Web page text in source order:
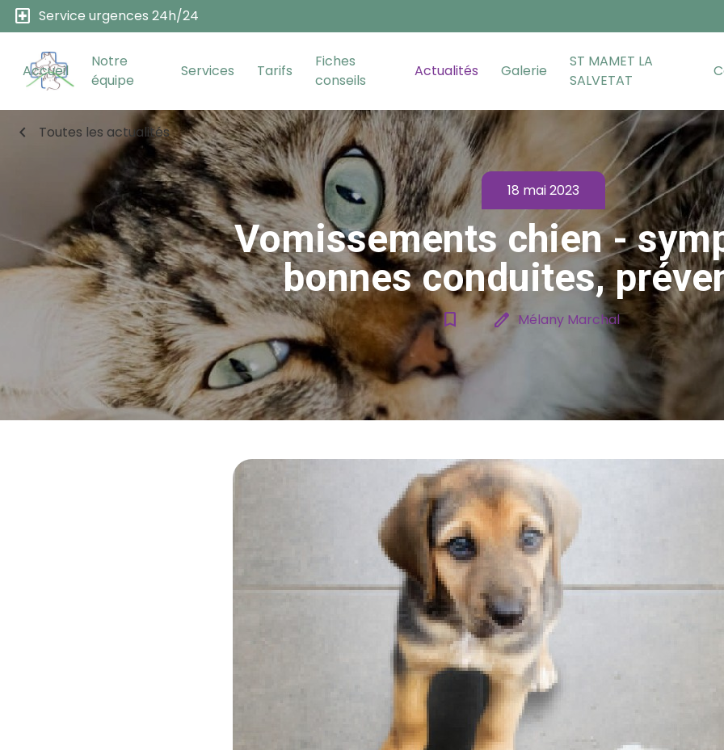
local_hospital Service urgences 24h/24
Accueil
Notre
équipe
Services Tarifs
Fiches
conseils
Actualités Galerie
ST MAMET LA
SALVETAT
chevron_left Toutes les actualités
18 mai 2023
Vomissements chien -
bonnes conduites,
bookmark_border edit Mélany Marchal